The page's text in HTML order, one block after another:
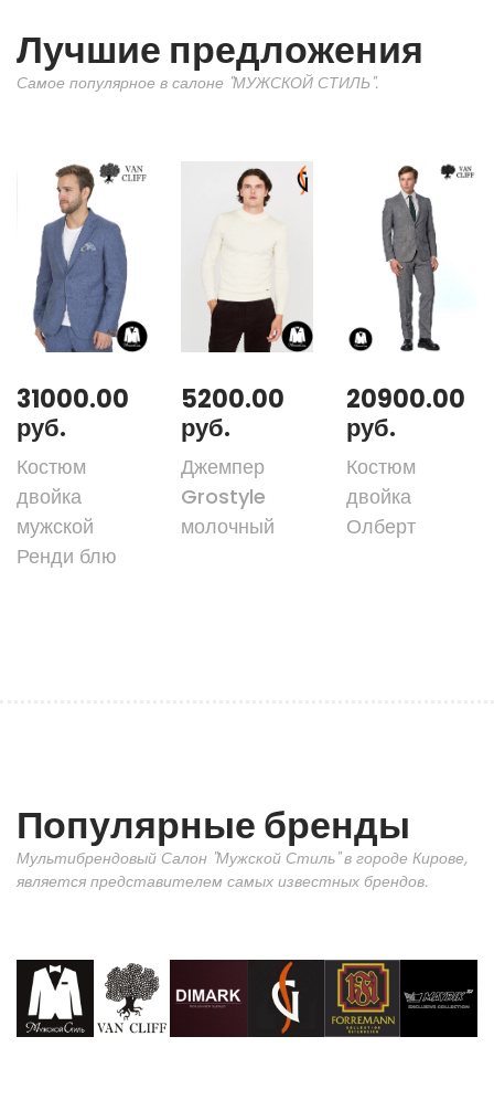
Лучшие предложения
Самое популярное в салоне "МУЖСКОЙ СТИЛЬ".
31000.00
руб.
Костюм
двойка
мужской
Ренди блю
5200.00
руб.
Джемпер
Grostyle
молочный
20900.00
руб.
Костюм
двойка
Олберт
Популярные бренды
Мультибрендовый Салон "Мужской Стиль" в городе Кирове,
является представителем самых известных брендов.